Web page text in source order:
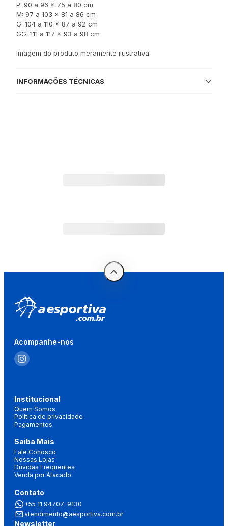
P: 90 a 96 x 75 a 80 cm
M: 97 a 103 x 81 a 86 cm
G: 104 a 110 x 87 a 92 cm
GG: 111 a 117 x 93 a 98 cm
Imagem do produto meramente ilustrativa.
INFORMAÇÕES TÉCNICAS
Acompanhe-nos
Institucional
Quem Somos
Política de privacidade
Pagamentos
Saiba Mais
Fale Conosco
Nossas Lojas
Dúvidas Frequentes
Venda por Atacado
Contato
+55 11 94707-9130
atendimento@aesportiva.com.br
Newsletter